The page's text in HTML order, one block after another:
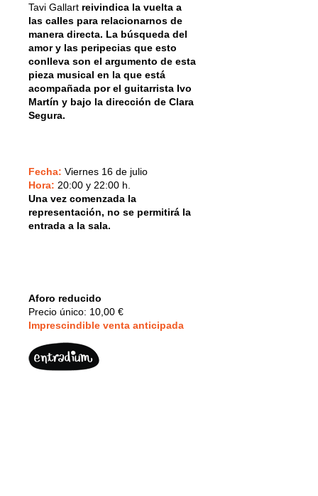
Tavi Gallart reivindica la vuelta a
las calles para relacionarnos de
manera directa. La búsqueda del
amor y las peripecias que esto
conlleva son el argumento de esta
pieza musical en la que está
acompañada por el guitarrista Ivo
Martín y bajo la dirección de Clara
Segura.
Fecha: Viernes 16 de julio
Hora: 20:00 y 22:00 h.
Una vez comenzada la
representación, no se permitirá la
entrada a la sala.
Aforo reducido
Precio único: 10,00 €
Imprescindible venta anticipada